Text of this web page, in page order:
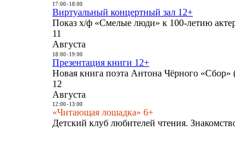
17:00- 18:00
Виртуальный концертный зал 12+
Показ х/ф «Смелые люди» к 100-летию
11
Августа
18:00- 19:00
Презентация книги 12+
Новая книга поэта Антона Чёрного
12
Августа
12:00- 13:00
«Читающая лошадка» 6+
Детский клуб любителей чтения.